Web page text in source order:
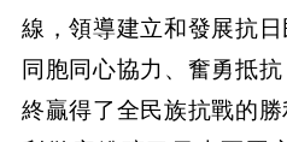
線，領導建立和發展抗
同胞同心協力、奮勇抵
終贏得了全民族抗戰的